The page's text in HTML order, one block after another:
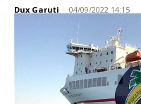
Dux Garuti - 04/09/2022 14:15